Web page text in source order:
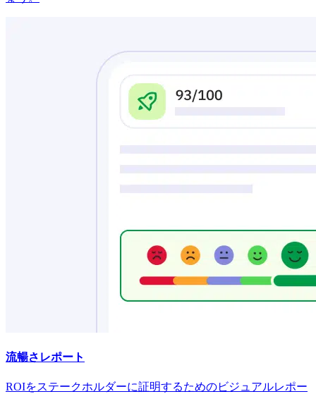
流暢さレポート
ROIをステークホルダーに証明するためのビジュアルレポー